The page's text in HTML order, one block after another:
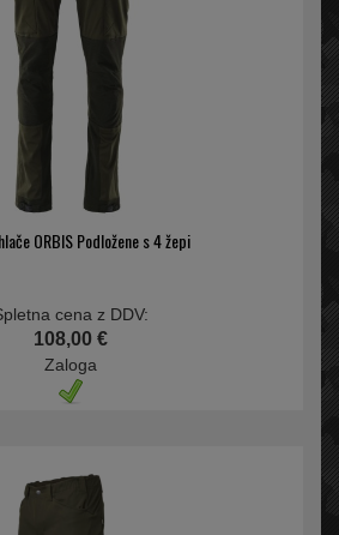
ORBIS Podložene s 4 žepi
cena z DDV:
108,00 €
Zaloga